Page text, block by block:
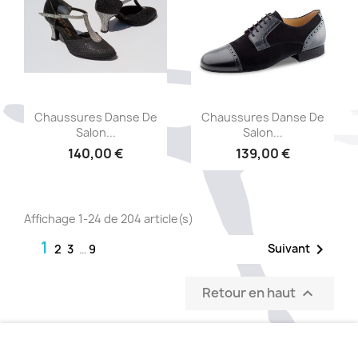
Aperçu rapide
Chaussures Danse De
Salon...
140,00 €
Aperçu rapide
Chaussures Danse De
Salon...
139,00 €
Affichage 1-24 de 204 article(s)
1 2 3 … 9 Suivant 
Retour en haut 